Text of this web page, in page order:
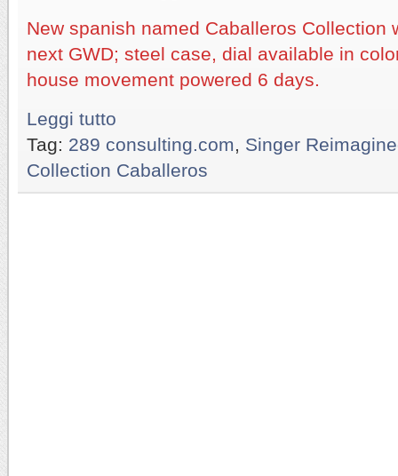
New spanish named Caballeros Collection
next GWD; steel case, dial available in
house movement powered 6 days.
Leggi tutto
Tag: 289 consulting.com
Singer
Collection Caballeros